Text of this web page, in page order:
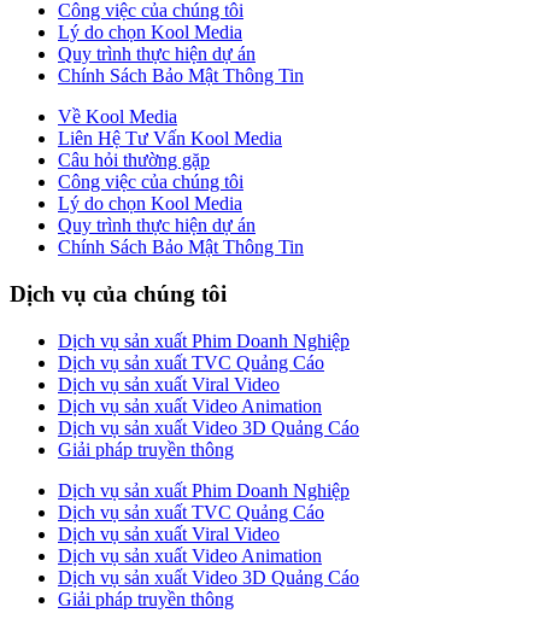
Công việc của chúng tôi
Lý do chọn Kool Media
Quy trình thực hiện dự án
Chính Sách Bảo Mật Thông Tin
Về Kool Media
Liên Hệ Tư Vấn Kool Media
Câu hỏi thường gặp
Công việc của chúng tôi
Lý do chọn Kool Media
Quy trình thực hiện dự án
Chính Sách Bảo Mật Thông Tin
Dịch vụ của chúng tôi
Dịch vụ sản xuất Phim Doanh Nghiệp
Dịch vụ sản xuất TVC Quảng Cáo
Dịch vụ sản xuất Viral Video
Dịch vụ sản xuất Video Animation
Dịch vụ sản xuất Video 3D Quảng Cáo
Giải pháp truyền thông
Dịch vụ sản xuất Phim Doanh Nghiệp
Dịch vụ sản xuất TVC Quảng Cáo
Dịch vụ sản xuất Viral Video
Dịch vụ sản xuất Video Animation
Dịch vụ sản xuất Video 3D Quảng Cáo
Giải pháp truyền thông